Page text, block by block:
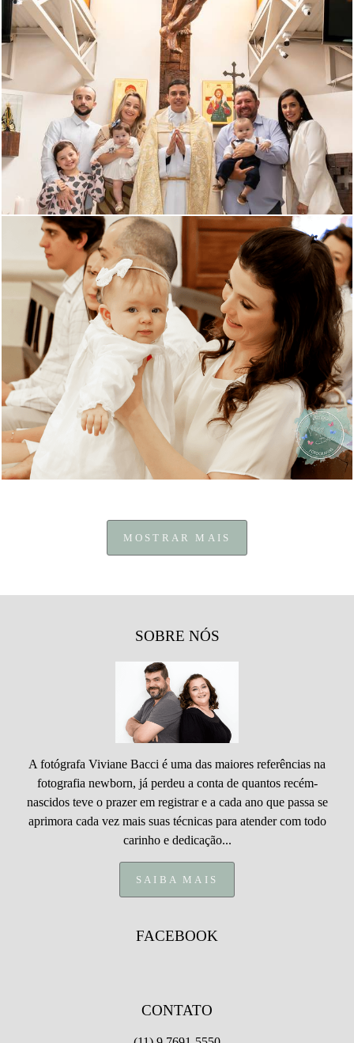
893 0
1218 0
MOSTRAR MAIS
SOBRE NÓS
A fotógrafa Viviane Bacci é uma das maiores referências na
fotografia newborn, já perdeu a conta de quantos recém-
nascidos teve o prazer em registrar e a cada ano que passa se
aprimora cada vez mais suas técnicas para atender com todo
carinho e dedicação...
SAIBA MAIS
FACEBOOK
CONTATO